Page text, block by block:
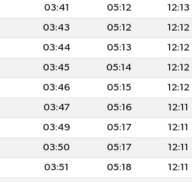
03:41 05:12 12:13
03:43 05:12 12:12
03:44 05:13 12:12
03:45 05:14 12:12
03:46 05:15 12:12
03:47 05:16 12:11
03:49 05:17 12:11
03:50 05:17 12:11
03:51 05:18 12:11